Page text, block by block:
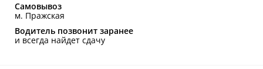
Самовывоз
м. Пражская
Водитель позвонит заранее
и всегда найдет сдачу